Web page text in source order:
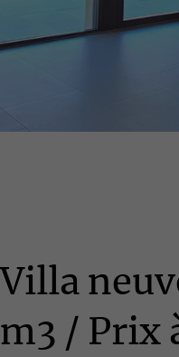
Villa
m3 / Prix